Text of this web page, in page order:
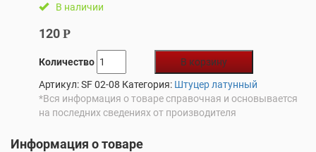
В наличии
120 Р
Количество
В корзину
Артикул:SF 02-08 Категория: Штуцер латунный
*Вся информация о товаре справочная и основывается
на последних сведениях от производителя
Информация о товаре